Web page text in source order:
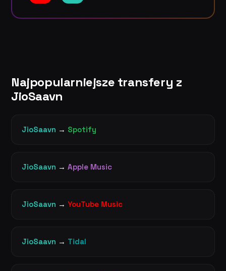
Najpopularniejsze transfery z
JioSaavn
JioSaavn → Spotify
JioSaavn → Apple Music
JioSaavn → YouTube Music
JioSaavn → Tidal